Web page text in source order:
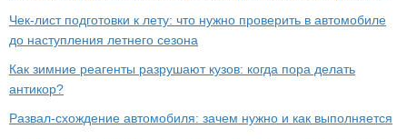
Чек-лист подготовки к лету: что нужно проверить в автомобиле
до наступления летнего сезона
Как зимние реагенты разрушают кузов: когда пора делать
антикор?
Развал-схождение автомобиля: зачем нужно и как выполняется